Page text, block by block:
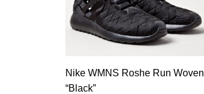
Nike WMNS Roshe Run Woven
“Black”